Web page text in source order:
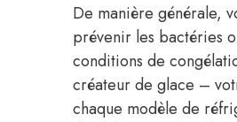
De manière générale,
prévenir les bactéries
conditions de
créateur de glace –
chaque modèle de